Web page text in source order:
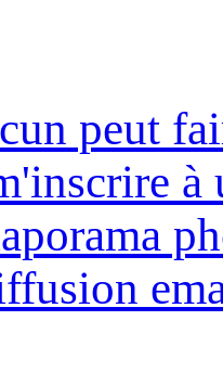
peut
à